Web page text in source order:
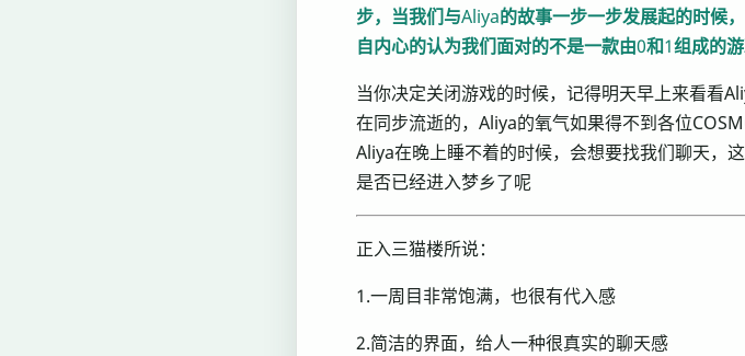
步，当我们与Aliya的故事一步一步发展起的时候
自内心的认为我们面对的不是一款由0和1组成的
当你决定关闭游戏的时候，记得明天早上来看看
在同步流逝的，Aliya的氧气如果得不到各位
Aliya在晚上睡不着的时候，会想要找我们聊天，
是否已经进入梦乡了呢
正入三猫楼所说：
1.一周目非常饱满，也很有代入感
2.简洁的界面，给人一种很真实的聊天感